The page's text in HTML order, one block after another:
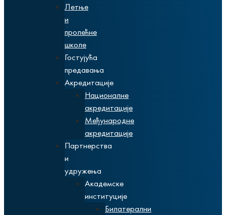
Летње
и
пролећне
школе
Гостујућа
предавања
Акредитације
Националне
акредитације
Међународне
акредитације
Партнерства
и
удружења
Академске
институције
Билатерални